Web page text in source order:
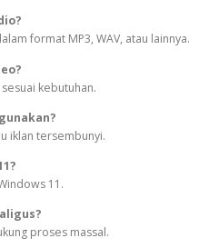
format MP3, WAV, atau lainnya.
kebutuhan.
iklan tersembunyi.
11.
proses massal.